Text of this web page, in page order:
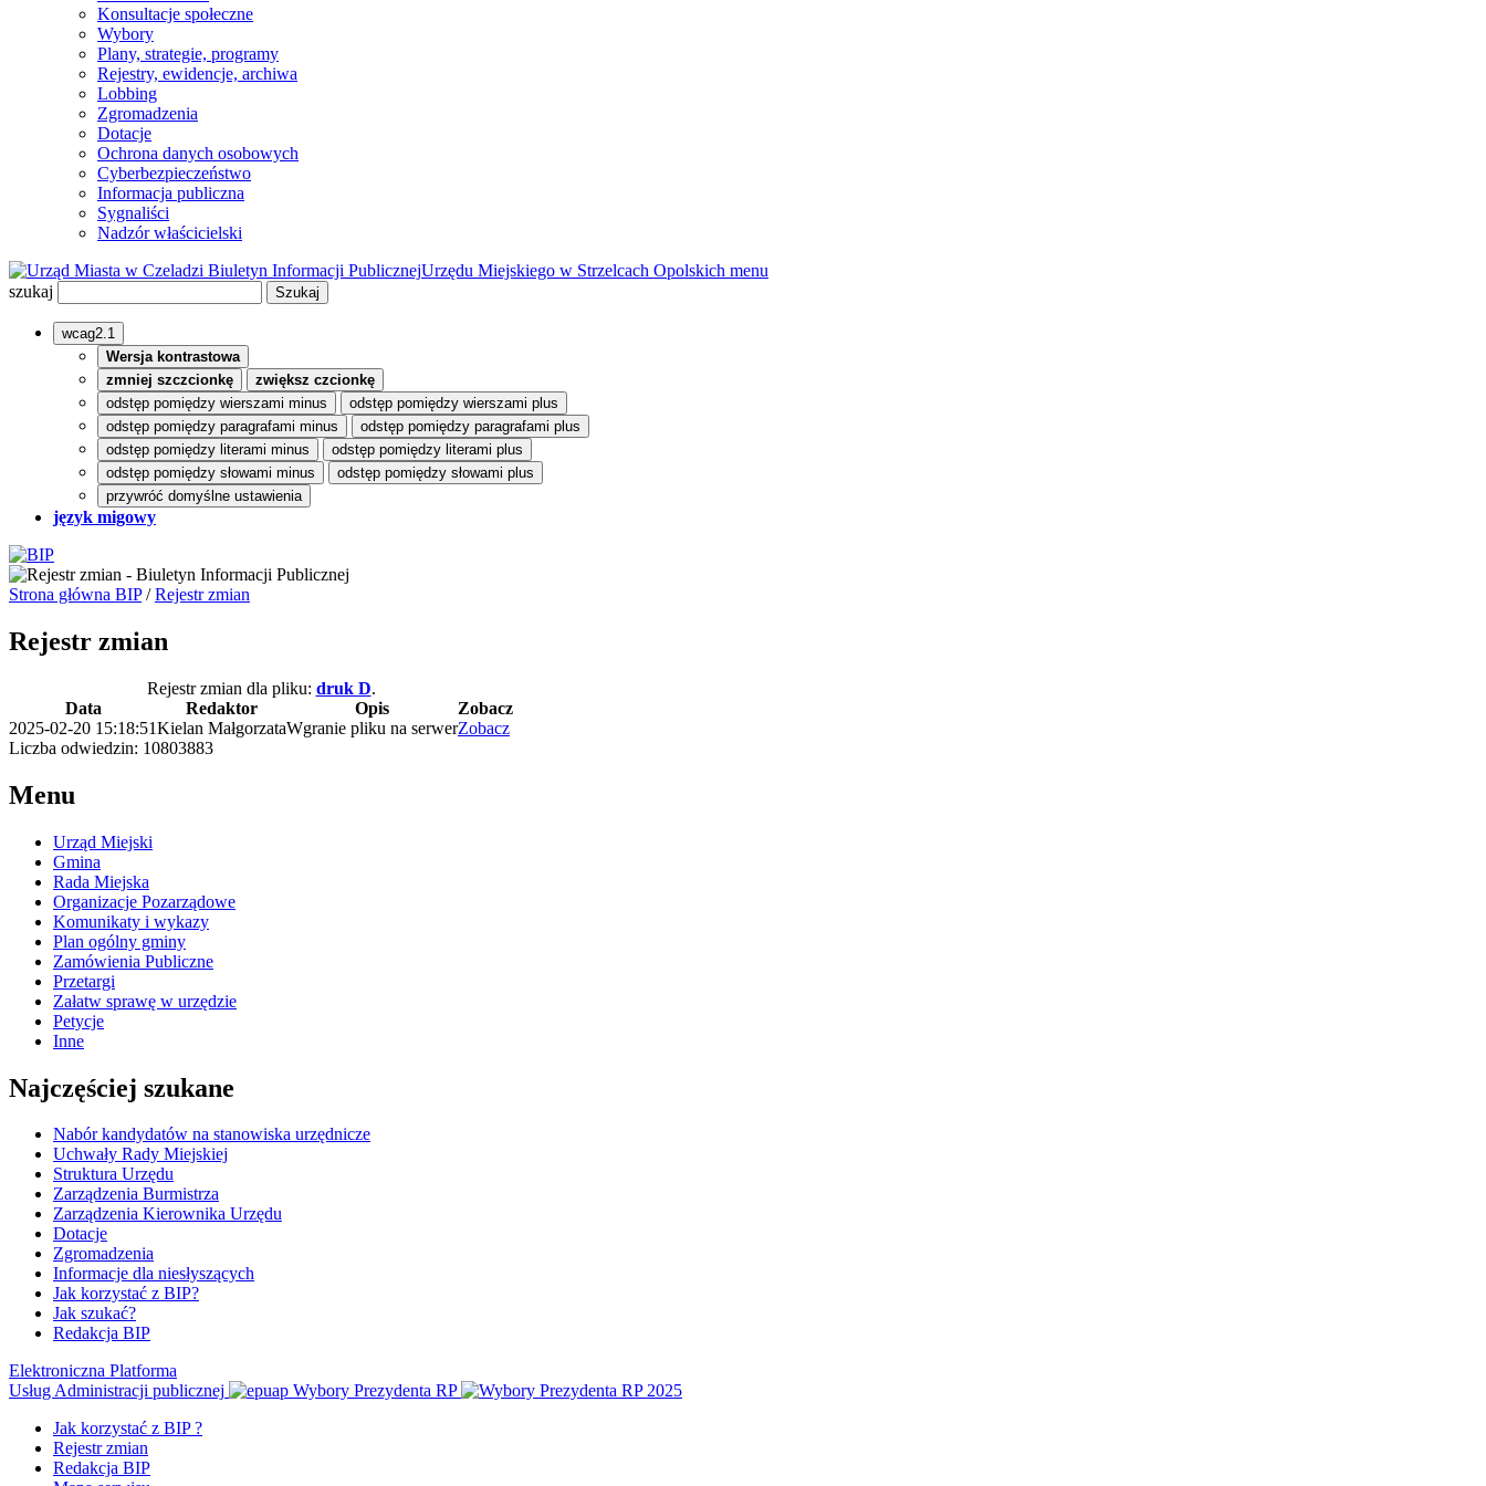
Konsultacje społeczne
Wybory
Plany, strategie, programy
Rejestry, ewidencje, archiwa
Lobbing
Zgromadzenia
Dotacje
Ochrona danych osobowych
Cyberbezpieczeństwo
Informacja publiczna
Sygnaliści
Nadzór właścicielski
Biuletyn Informacji PublicznejUrzędu Miejskiego w Strzelcach Opolskich menu
szukaj
wcag2.1
Wersja kontrastowa
zmniej szczcionkę
zwiększ czcionkę
odstęp pomiędzy wierszami minus
odstęp pomiędzy wierszami plus
odstęp pomiędzy paragrafami minus
odstęp pomiędzy paragrafami plus
odstęp pomiędzy literami minus
odstęp pomiędzy literami plus
odstęp pomiędzy słowami minus
odstęp pomiędzy słowami plus
przywróć domyślne ustawienia
język migowy
Strona główna BIP/Rejestr zmian
Rejestr zmian
Rejestr zmian dla pliku: druk D.
Data
Redaktor Opis
Zobacz
2025-02-20 15:18:51Kielan MałgorzataWgranie pliku na serwerZobacz
Liczba odwiedzin: 10803883
Menu
Urząd Miejski
Gmina
Rada Miejska
Organizacje Pozarządowe
Komunikaty i wykazy
Plan ogólny gminy
Zamówienia Publiczne
Przetargi
Załatw sprawę w urzędzie
Petycje
Inne
Najczęściej szukane
Nabór kandydatów na stanowiska urzędnicze
Uchwały Rady Miejskiej
Struktura Urzędu
Zarządzenia Burmistrza
Zarządzenia Kierownika Urzędu
Dotacje
Zgromadzenia
Informacje dla niesłyszących
Jak korzystać z BIP?
Jak szukać?
Redakcja BIP
Elektroniczna Platforma
Usług Administracji publicznej
Wybory Prezydenta RP
Jak korzystać z BIP ?
Rejestr zmian
Redakcja BIP